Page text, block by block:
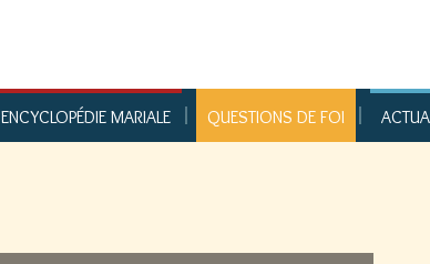
ENCYCLOPÉDIE MARIALE QUESTIONS DE FOI